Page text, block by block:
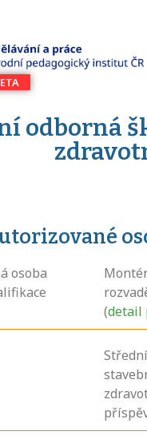
odborná
osoba
(detail